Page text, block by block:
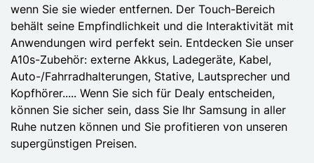
wenn Sie sie wieder entfernen. Der Touch-Bereich
behält seine Empfindlichkeit und die Interaktivität mit
Anwendungen wird perfekt sein. Entdecken Sie unser
A10s-Zubehör: externe Akkus, Ladegeräte, Kabel,
Auto-/Fahrradhalterungen, Stative, Lautsprecher und
Kopfhörer..... Wenn Sie sich für Dealy entscheiden,
können Sie sicher sein, dass Sie Ihr Samsung in aller
Ruhe nutzen können und Sie profitieren von unseren
supergünstigen Preisen.